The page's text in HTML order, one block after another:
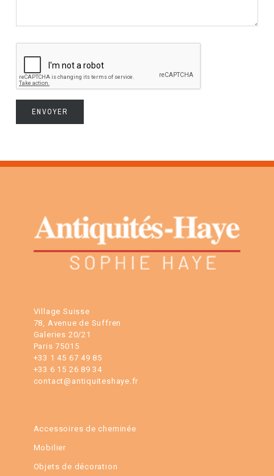
ENVOYER
Village Suisse
78, Avenue de Suffren
Galeries 20/21
Paris 75015
+33 1 45 67 49 85
+33 6 15 26 89 34
contact@antiquiteshaye.fr
Accessoires de cheminée
Mobilier
Objets de décoration